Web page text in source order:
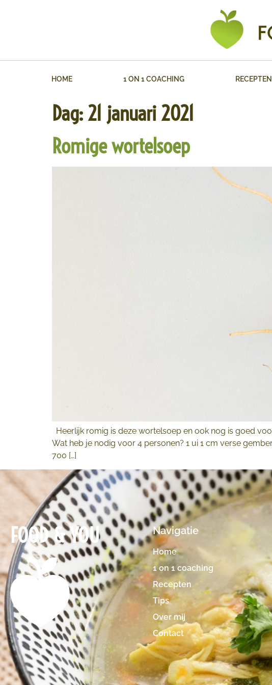
HOME 1 ON 1 COACHING RECEPTEN
Dag:21 januari 2021
Romige wortelsoep
Heerlijk romig is deze wortelsoep en ook nog is goed
Wat heb je nodig voor 4 personen? 1 ui 1 cm verse
700 […]
FOOD & YOU Navigatie
Home
1 on 1 coaching
Recepten
Tips
Over mij
Contact